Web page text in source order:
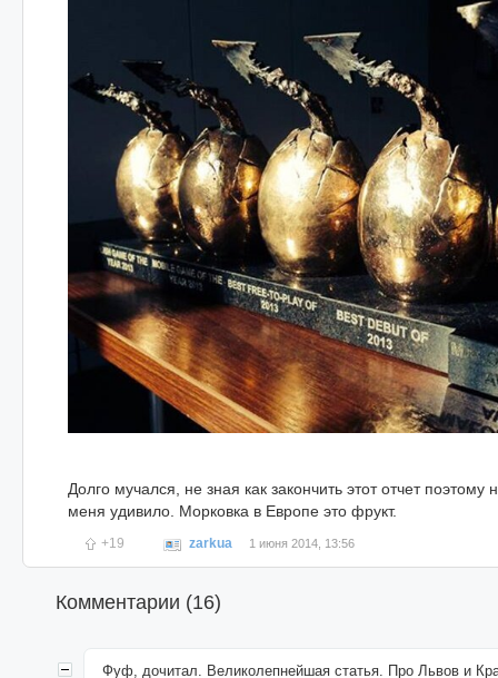
Долго мучался, не зная как закончить этот отчет
меня удивило. Морковка в Европе это фрукт.
+19 zarkua 1 июня 2014, 13:56
Комментарии (16)
Фуф, дочитал. Великолепнейшая статья. Про Львов и